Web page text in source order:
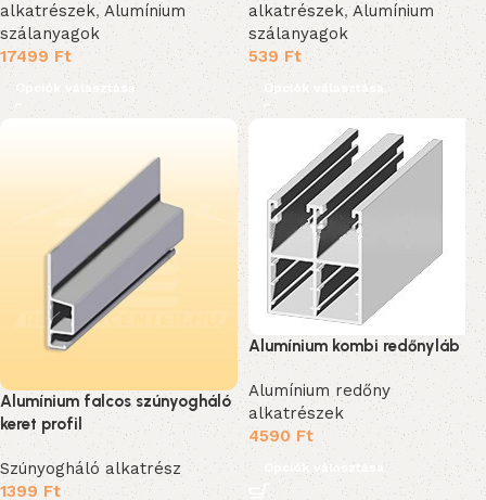
alkatrészek, Alumínium
szálanyagok
17499Ft
Opciók választása
alkatrészek,Alumínium
szálanyagok
539Ft
Opciók választása
Alumínium falcos szúnyogháló
keret profil
Szúnyogháló alkatrész
1399 Ft
Alumínium kombi redőnyláb
Alumínium redőny
alkatrészek
4590 Ft
Opciók választása